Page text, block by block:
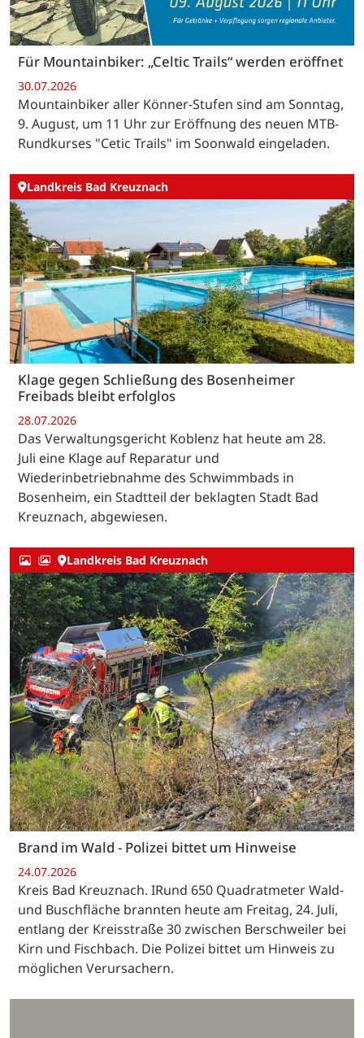
Für Mountainbiker: „Celtic Trails“ werden eröffnet
30.07.2026
Mountainbiker aller Könner-Stufen sind am Sonntag,
9. August, um 11 Uhr zur Eröffnung des neuen MTB-
Rundkurses "Cetic Trails" im Soonwald eingeladen.
Landkreis Bad Kreuznach
Klage gegen Schließung des Bosenheimer
Freibads bleibt erfolglos
28.07.2026
Das Verwaltungsgericht Koblenz hat heute am 28.
Juli eine Klage auf Reparatur und
Wiederinbetriebnahme des Schwimmbads in
Bosenheim, ein Stadtteil der beklagten Stadt Bad
Kreuznach, abgewiesen.
Landkreis Bad Kreuznach
Brand im Wald - Polizei bittet um Hinweise
24.07.2026
Kreis Bad Kreuznach. IRund 650 Quadratmeter Wald-
und Buschfläche brannten heute am Freitag, 24. Juli,
entlang der Kreisstraße 30 zwischen Berschweiler bei
Kirn und Fischbach. Die Polizei bittet um Hinweis zu
möglichen Verursachern.